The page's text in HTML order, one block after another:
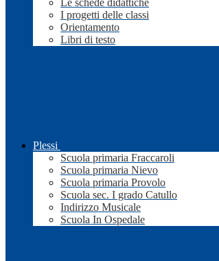
Le schede didattiche
I progetti delle classi
Orientamento
Libri di testo
Plessi
Scuola primaria Fraccaroli
Scuola primaria Nievo
Scuola primaria Provolo
Scuola sec. I grado Catullo
Indirizzo Musicale
Scuola In Ospedale